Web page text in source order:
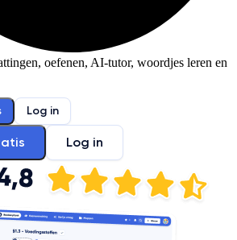
oefenen, AI-tutor, woordjes leren en
Log in
Log in